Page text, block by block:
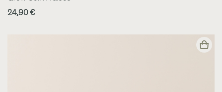
24,90 €